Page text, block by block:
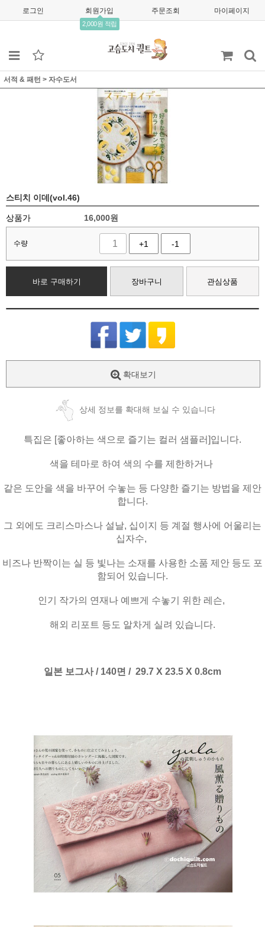
로그인 회원가입
2,000원 적립
주문조회 마이페이지
서적 & 패턴 > 자수도서
스티치 이데(vol.46)
상품가 16,000원
수량 +1 -1
바로 구매하기 장바구니 관심상품
확대보기
상세 정보를 확대해 보실 수 있습니다
특집은 [좋아하는 색으로 즐기는 컬러 샘플러]입니다.
색을 테마로 하여 색의 수를 제한하거나
같은 도안을 색을 바꾸어 수놓는 등 다양한 즐기는 방법을 제안
합니다.
그 외에도 크리스마스나 설날, 십이지 등 계절 행사에 어울리는
십자수,
비즈나 반짝이는 실 등 빛나는 소재를 사용한 소품 제안 등도 포
함되어 있습니다.
인기 작가의 연재나 예쁘게 수놓기 위한 레슨,
해외 리포트 등도 알차게 실려 있습니다.
일본 보그사 / 140면 / 29.7 X 23.5 X 0.8cm